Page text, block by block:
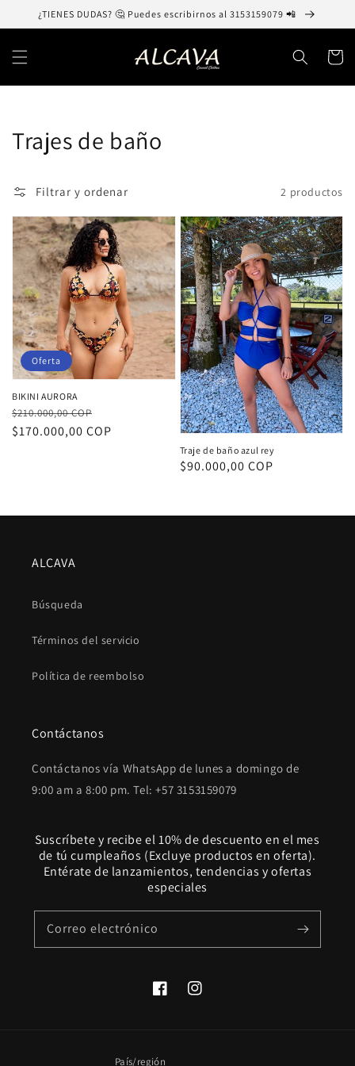
directamente
al contenido
¿TIENES DUDAS? 🤔 Puedes escribirnos al 3153159079 📲
Carrito
Colección:
Trajes de baño
Filtrar y ordenar 2 productos
BIKINI AURORA
Precio
habitual
$210.000,00 COP
Precio
de
$170.000,00 COP
Oferta
Traje de baño azul rey
Precio
$90.000,00 COP
ALCAVA
Búsqueda
Términos del servicio
Política de reembolso
Contáctanos
Contáctanos vía WhatsApp de lunes a domingo de
9:00 am a 8:00 pm. Tel: +57 3153159079
Suscríbete y recibe el 10% de descuento en el mes
de tú cumpleaños (Excluye productos en oferta).
Entérate de lanzamientos, tendencias y ofertas
especiales
Correo electrónico
FacebookInstagram
País/región